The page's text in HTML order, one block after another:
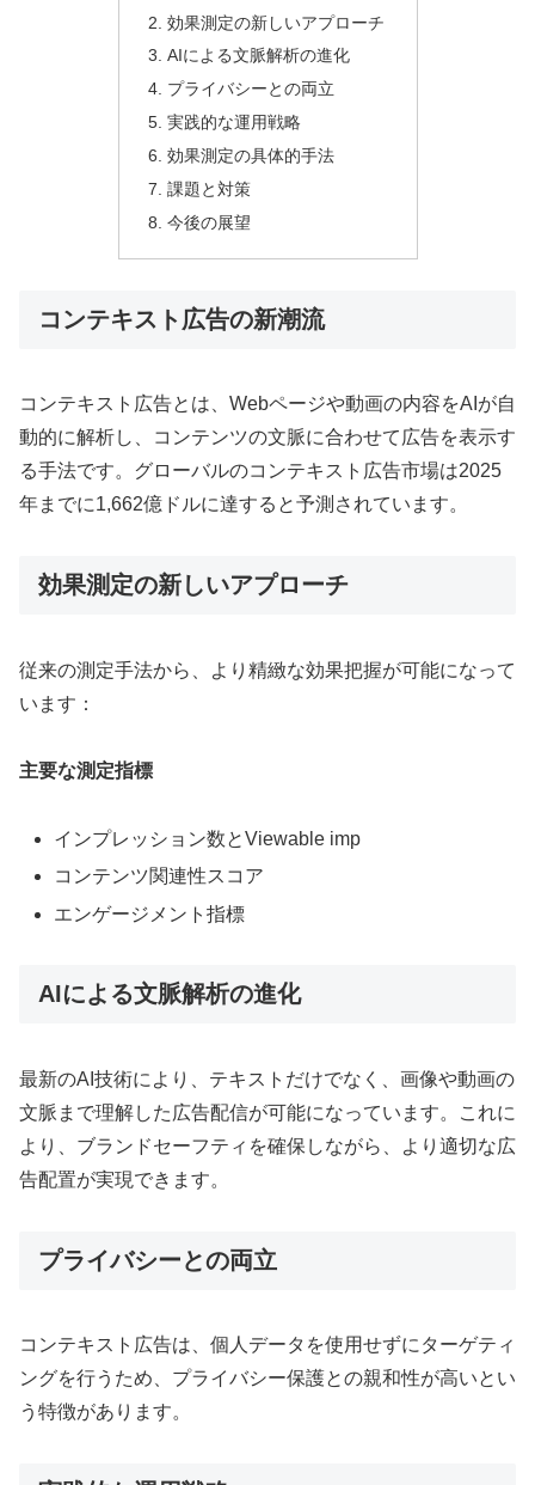
効果測定の新しいアプローチ
AIによる文脈解析の進化
プライバシーとの両立
実践的な運用戦略
効果測定の具体的手法
課題と対策
今後の展望
コンテキスト広告の新潮流
コンテキスト広告とは、Webページや動画の内容をAIが自
動的に解析し、コンテンツの文脈に合わせて広告を表示す
る手法です。グローバルのコンテキスト広告市場は2025
年までに1,662億ドルに達すると予測されています。
効果測定の新しいアプローチ
従来の測定手法から、より精緻な効果把握が可能になって
います：
主要な測定指標
インプレッション数とViewable imp
コンテンツ関連性スコア
エンゲージメント指標
AIによる文脈解析の進化
最新のAI技術により、テキストだけでなく、画像や動画の
文脈まで理解した広告配信が可能になっています。これに
より、ブランドセーフティを確保しながら、より適切な広
告配置が実現できます。
プライバシーとの両立
コンテキスト広告は、個人データを使用せずにターゲティ
ングを行うため、プライバシー保護との親和性が高いとい
う特徴があります。